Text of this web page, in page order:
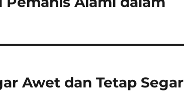
Awet dan Tetap Segar